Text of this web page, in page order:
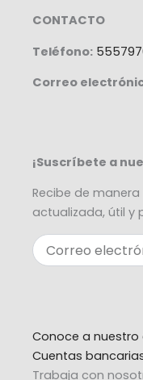
CONTACTO
Teléfono:
Correo
¡Suscríbete a
Recibe de
actualizada, útil y
Correo
electrónico
Conoce a nuestro
Cuentas
Trabaja con